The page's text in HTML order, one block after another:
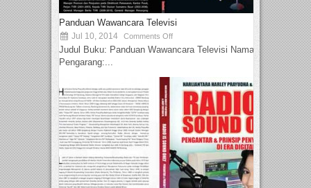
Panduan Wawancara Televisi
Jul 10, 2014 Comments Off
Judul Buku: Panduan Wawancara Televisi Nama
Pengarang:...